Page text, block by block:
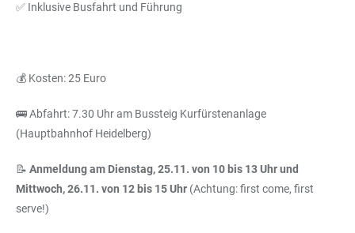
✅ Inklusive Busfahrt und Führung
💰 Kosten: 25 Euro
🚌 Abfahrt: 7.30 Uhr am Bussteig Kurfürstenanlage
(Hauptbahnhof Heidelberg)
📝 Anmeldung am Dienstag, 25.11. von 10 bis 13 Uhr und
Mittwoch, 26.11. von 12 bis 15 Uhr (Achtung: first come, first
serve!)